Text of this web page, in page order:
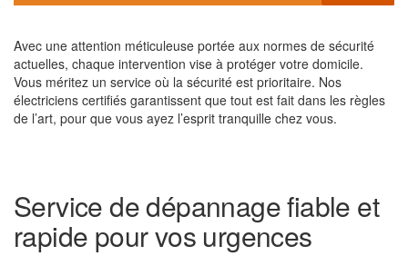
Avec une attention méticuleuse portée aux normes de sécurité
actuelles, chaque intervention vise à protéger votre domicile.
Vous méritez un service où la sécurité est prioritaire. Nos
électriciens certifiés garantissent que tout est fait dans les règles
de l’art, pour que vous ayez l’esprit tranquille chez vous.
Service de dépannage fiable et
rapide pour vos urgences